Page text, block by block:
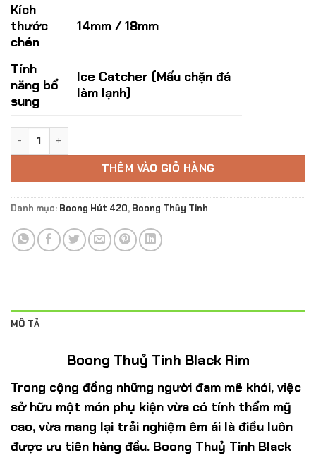
Kích
thước
chén
14mm / 18mm
Tính
năng bổ
sung
Ice Catcher (Mấu chặn đá
làm lạnh)
Boong Thuỷ Tinh Black Rim số lượng
THÊM VÀO GIỎ HÀNG
Danh mục: Boong Hút 420, Boong Thủy Tinh
MÔ TẢ
Boong Thuỷ Tinh Black Rim
Trong cộng đồng những người đam mê khói, việc
sở hữu một món phụ kiện vừa có tính thẩm mỹ
cao, vừa mang lại trải nghiệm êm ái là điều luôn
được ưu tiên hàng đầu. Boong Thuỷ Tinh Black